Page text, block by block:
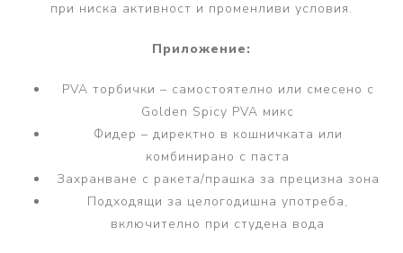
при ниска активност и променливи условия.
Приложение:
PVA торбички – самостоятелно или смесено с
Golden Spicy PVA микс
Фидер – директно в кошничката или
комбинирано с паста
Захранване с ракета/прашка за прецизна зона
Подходящи за целогодишна употреба,
включително при студена вода